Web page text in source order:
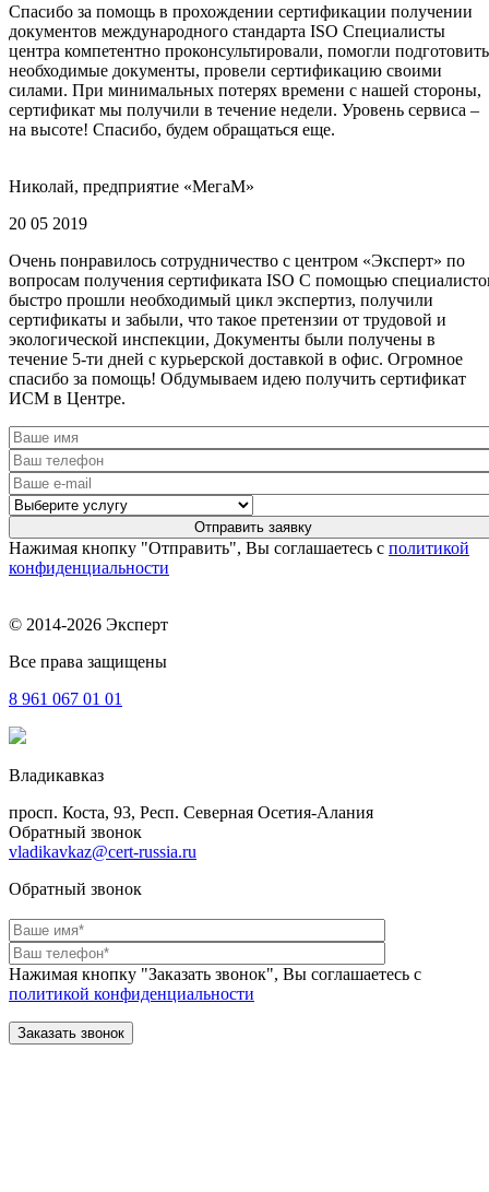
Спасибо за помощь в прохождении сертификации получении
документов международного стандарта ISO Специалисты
центра компетентно проконсультировали, помогли подготовить
необходимые документы, провели сертификацию своими
силами. При минимальных потерях времени с нашей стороны,
сертификат мы получили в течение недели. Уровень сервиса –
на высоте! Спасибо, будем обращаться еще.
Николай, предприятие «МегаМ»
20 05 2019
Очень понравилось сотрудничество с центром «Эксперт» по
вопросам получения сертификата ISO С помощью
быстро прошли необходимый цикл экспертиз, получили
сертификаты и забыли, что такое претензии от трудовой и
экологической инспекции, Документы были получены в
течение 5-ти дней с курьерской доставкой в офис. Огромное
спасибо за помощь! Обдумываем идею получить сертификат
ИСМ в Центре.
Нажимая кнопку "Отправить", Вы соглашаетесь с политикой
конфиденциальности
© 2014-2026 Эксперт
Все права защищены
8 961 067 01 01
Владикавказ
просп. Коста, 93, Респ. Северная Осетия-Алания
Обратный звонок
vladikavkaz@cert-russia.ru
Обратный звонок
Нажимая кнопку "Заказать звонок", Вы соглашаетесь с
политикой конфиденциальности